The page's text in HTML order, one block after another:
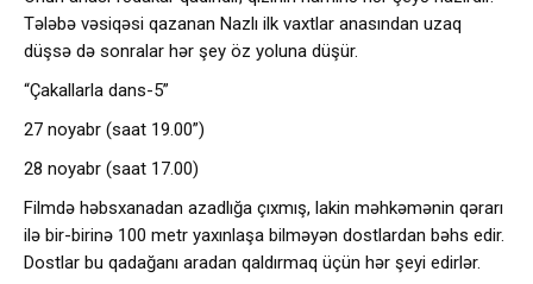
Tələbə vəsiqəsi qazanan Nazlı ilk vaxtlar anasından uzaq
düşsə də sonralar hər şey öz yoluna düşür.
“Çakallarla dans-5”
27 noyabr (saat 19.00”)
28 noyabr (saat 17.00)
Filmdə həbsxanadan azadlığa çıxmış, lakin məhkəmənin qərarı
ilə bir-birinə 100 metr yaxınlaşa bilməyən dostlardan bəhs edir.
Dostlar bu qadağanı aradan qaldırmaq üçün hər şeyi edirlər.